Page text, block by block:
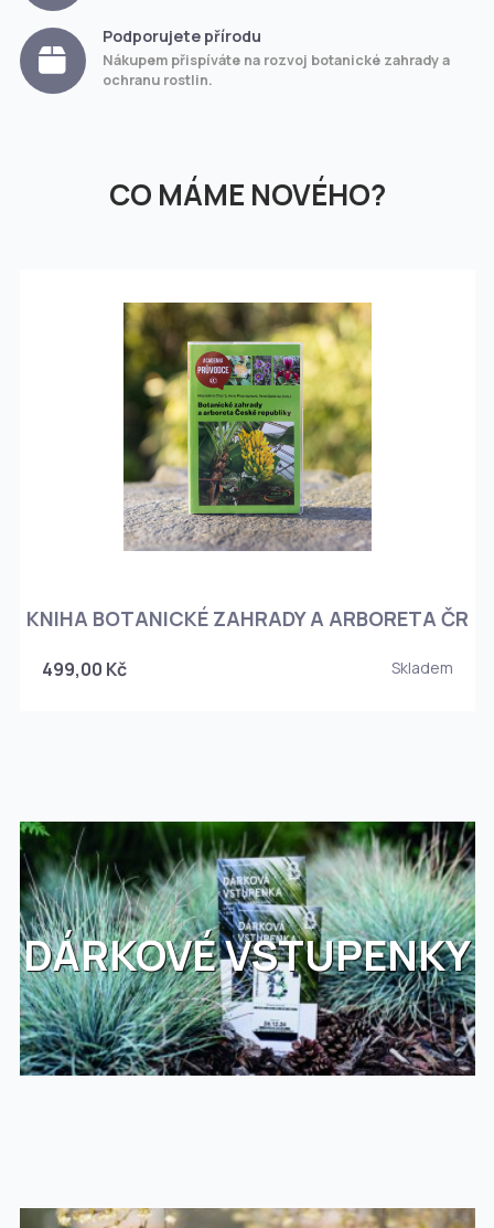
Podporujete přírodu
Nákupem přispíváte na rozvoj botanické zahrady a
ochranu rostlin.
CO MÁME NOVÉHO?
KNIHA BOTANICKÉ ZAHRADY A ARBORETA ČR
499,00 Kč Skladem
DÁRKOVÉ VSTUPENKY